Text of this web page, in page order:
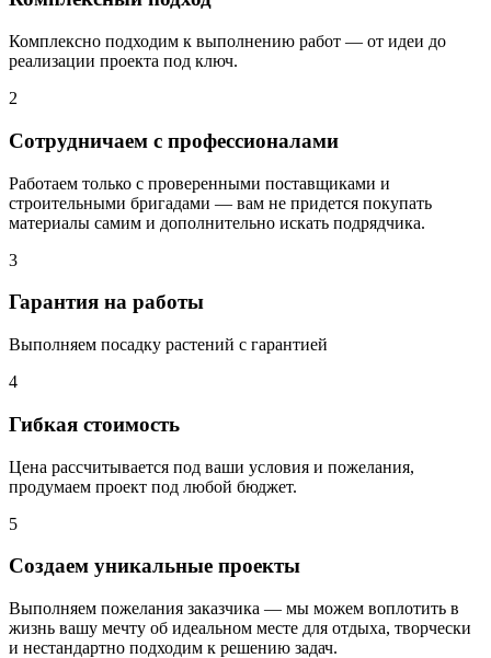
Комплексно подходим к выполнению работ — от идеи до
реализации проекта под ключ.
2
Сотрудничаем с профессионалами
Работаем только с проверенными поставщиками и
строительными бригадами — вам не придется покупать
материалы самим и дополнительно искать подрядчика.
3
Гарантия на работы
Выполняем посадку растений с гарантией
4
Гибкая стоимость
Цена рассчитывается под ваши условия и пожелания,
продумаем проект под любой бюджет.
5
Создаем уникальные проекты
Выполняем пожелания заказчика — мы можем воплотить в
жизнь вашу мечту об идеальном месте для отдыха, творчески
и нестандартно подходим к решению задач.